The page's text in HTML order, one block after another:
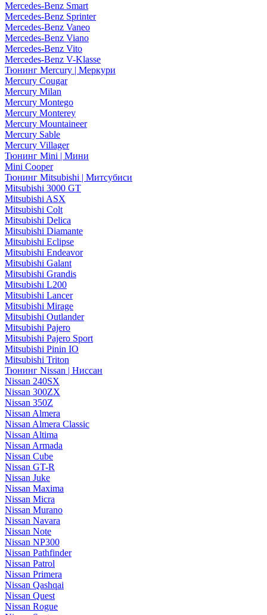
Mercedes-Benz Smart
Mercedes-Benz Sprinter
Mercedes-Benz Vaneo
Mercedes-Benz Viano
Mercedes-Benz Vito
Mercedes-Benz V-Klasse
Тюнинг Mercury | Меркури
Mercury Cougar
Mercury Milan
Mercury Montego
Mercury Monterey
Mercury Mountaineer
Mercury Sable
Mercury Villager
Тюнинг Mini | Мини
Mini Cooper
Тюнинг Mitsubishi | Митсубиси
Mitsubishi 3000 GT
Mitsubishi ASX
Mitsubishi Colt
Mitsubishi Delica
Mitsubishi Diamante
Mitsubishi Eclipse
Mitsubishi Endeavor
Mitsubishi Galant
Mitsubishi Grandis
Mitsubishi L200
Mitsubishi Lancer
Mitsubishi Mirage
Mitsubishi Outlander
Mitsubishi Pajero
Mitsubishi Pajero Sport
Mitsubishi Pinin IO
Mitsubishi Triton
Тюнинг Nissan | Ниссан
Nissan 240SX
Nissan 300ZX
Nissan 350Z
Nissan Almera
Nissan Almera Classic
Nissan Altima
Nissan Armada
Nissan Cube
Nissan GT-R
Nissan Juke
Nissan Maxima
Nissan Micra
Nissan Murano
Nissan Navara
Nissan Note
Nissan NP300
Nissan Pathfinder
Nissan Patrol
Nissan Primera
Nissan Qashqai
Nissan Quest
Nissan Rogue